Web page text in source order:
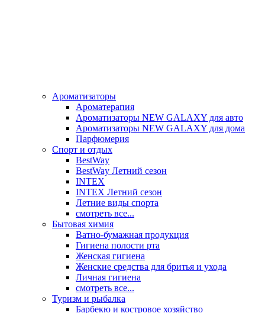
Ароматизаторы
Ароматерапия
Ароматизаторы NEW GALAXY для авто
Ароматизаторы NEW GALAXY для дома
Парфюмерия
Спорт и отдых
BestWay
BestWay Летний сезон
INTEX
INTEX Летний сезон
Летние виды спорта
смотреть все...
Бытовая химия
Ватно-бумажная продукция
Гигиена полости рта
Женская гигиена
Женские средства для бритья и ухода
Личная гигиена
смотреть все...
Туризм и рыбалка
Барбекю и костровое хозяйство